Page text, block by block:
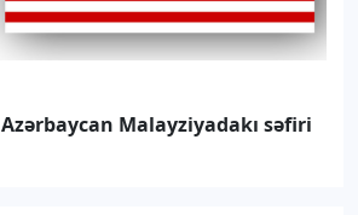
Malayziyadakı səfiri